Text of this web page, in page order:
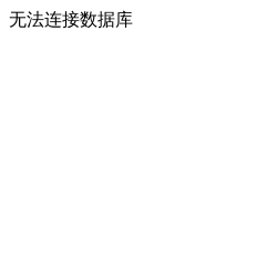
无法连接数据库